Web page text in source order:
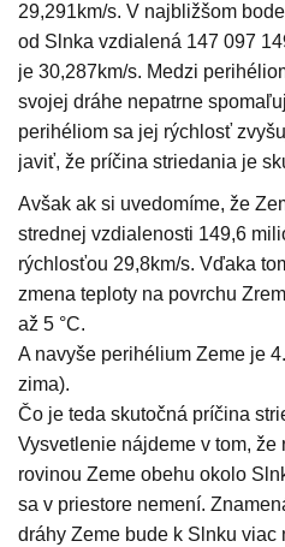
29,291km/s. V najbližšom
od Slnka vzdialená 147 097
je 30,287km/s. Medzi
svojej dráhe nepatrne
perihéliom sa jej rýchlosť
javiť, že príčina striedania je
Avšak ak si uvedomíme, že
strednej vzdialenosti 149,6
rýchlosťou 29,8km/s. Vďaka
zmena teploty na povrchu
až 5 °C.
A navyše perihélium Zeme je
zima).
Čo je teda skutočná príčina
Vysvetlenie nájdeme v tom, že
rovinou Zeme obehu okolo
sa v priestore nemení.
dráhy Zeme bude k Slnku viac